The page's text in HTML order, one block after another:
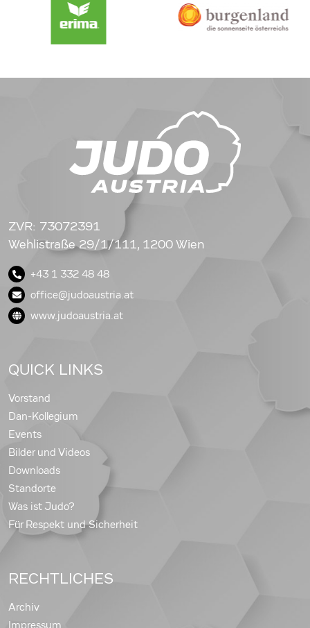
ZVR: 73072391
Wehlistraße 29/1/111, 1200 Wien
+43 1 332 48 48
office@judoaustria.at
www.judoaustria.at
QUICK LINKS
Vorstand
Dan-Kollegium
Events
Bilder und Videos
Downloads
Standorte
Was ist Judo?
Für Respekt und Sicherheit
RECHTLICHES
Archiv
Impressum